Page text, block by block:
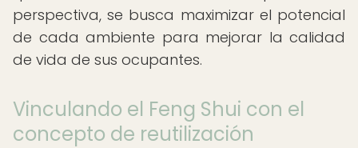
perspectiva, se busca maximizar el potencial
de cada ambiente para mejorar la calidad
de vida de sus ocupantes.
Vinculando el Feng Shui con el
concepto de reutilización